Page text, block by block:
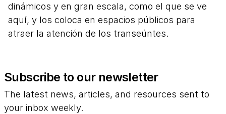
dinámicos y en gran escala, como el que se ve
aquí, y los coloca en espacios públicos para
atraer la atención de los transeúntes.
Subscribe to our newsletter
The latest news, articles, and resources sent to
your inbox weekly.